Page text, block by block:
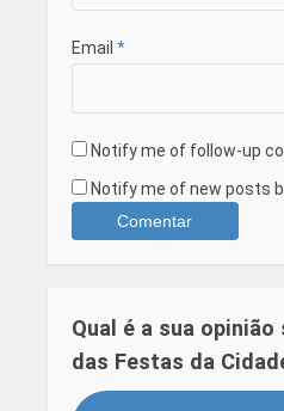
Email *
Notify me of follow-up
Notify me of new posts
Qual é a sua
das Festas da